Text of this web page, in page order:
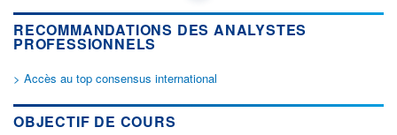
Politique d'exécution
Cotation sur les autres places
100
RECOMMANDATIONS DES ANALYSTES
PROFESSIONNELS
> Accès au top consensus international
OBJECTIF DE COURS